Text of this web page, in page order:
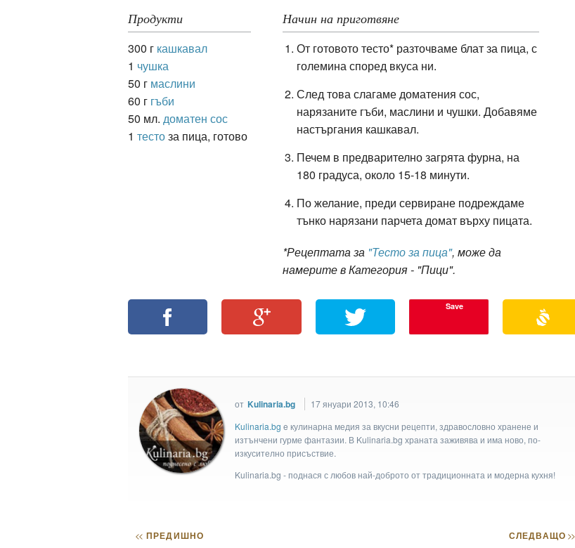
Продукти
300 г кашкавал
1 чушка
50 г маслини
60 г гъби
50 мл. доматен сос
1 тестоза пица, готово
Начин на приготвяне
От готовото тесто* разточваме блат за пица, с
големина според вкуса ни.
След това слагаме доматения сос,
нарязаните гъби, маслини и чушки. Добавяме
настъргания кашкавал.
Печем в предварително загрята фурна, на
180 градуса, около 15-18 минути.
По желание, преди сервиране подреждаме
тънко нарязани парчета домат върху пицата.
*Рецептата за "Тесто за пица", може да
намерите в Категория - "Пици".
Save
от Kulinaria.bg
17 януари 2013, 10:46
Kulinaria.bg e кулинарна медия за вкусни рецепти, здравословно хранене и
изтънчени гурме фантазии. В Kulinaria.bg храната заживява и има ново, по-
изкусително присъствие.
Kulinaria.bg - поднася с любов най-доброто от традиционната и модерна кухня!
<< ПРЕДИШНО СЛЕДВАЩО>>